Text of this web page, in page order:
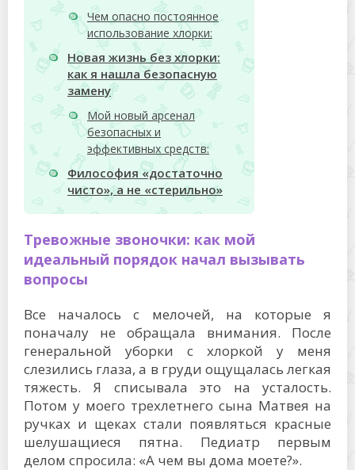
Чем опасно постоянное
использование хлорки:
Новая жизнь без хлорки:
как я нашла безопасную
замену
Мой новый арсенал
безопасных и
эффективных средств:
Философия «достаточно
чисто», а не «стерильно»
Тревожные звоночки: как мой
идеальный порядок начал вызывать
вопросы
Все началось с мелочей, на которые я
поначалу не обращала внимания. После
генеральной уборки с хлоркой у меня
слезились глаза, а в груди ощущалась легкая
тяжесть. Я списывала это на усталость.
Потом у моего трехлетнего сына Матвея на
ручках и щеках стали появляться красные
шелушащиеся пятна. Педиатр первым
делом спросила: «А чем вы дома моете?».